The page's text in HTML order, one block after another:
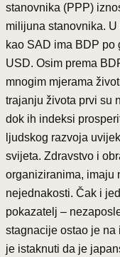
stanovnika (PPP)
milijuna stanovnika.
kao SAD ima BDP po
USD. Osim prema
mnogim mjerama
trajanju života prvi su
dok ih indeksi
ljudskog razvoja
svijeta. Zdravstvo i
organiziranima, imaju
nejednakosti. Čak i
pokazatelj –
stagnacije ostao je na
je istaknuti da je